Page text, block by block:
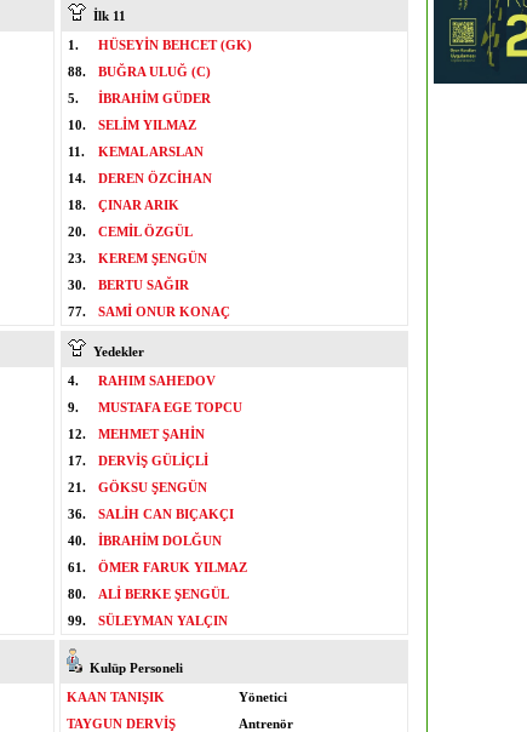
İlk 11
1.
HÜSEYİN BEHCET (GK)
88.
BUĞRA ULUĞ (C)
5.
İBRAHİM GÜDER
10.
SELİM YILMAZ
11.
KEMAL ARSLAN
14.
DEREN ÖZCİHAN
18.
ÇINAR ARIK
20.
CEMİL ÖZGÜL
23.
KEREM ŞENGÜN
30.
BERTU SAĞIR
77.
SAMİ ONUR KONAÇ
Yedekler
4.
RAHIM SAHEDOV
9.
MUSTAFA EGE TOPCU
12.
MEHMET ŞAHİN
17.
DERVİŞ GÜLİÇLİ
21.
GÖKSU ŞENGÜN
36.
SALİH CAN BIÇAKÇI
40.
İBRAHİM DOLĞUN
61.
ÖMER FARUK YILMAZ
80.
ALİ BERKE ŞENGÜL
99.
SÜLEYMAN YALÇIN
Kulüp Personeli
KAAN TANIŞIK
Yönetici
TAYGUN DERVİŞ
Antrenör